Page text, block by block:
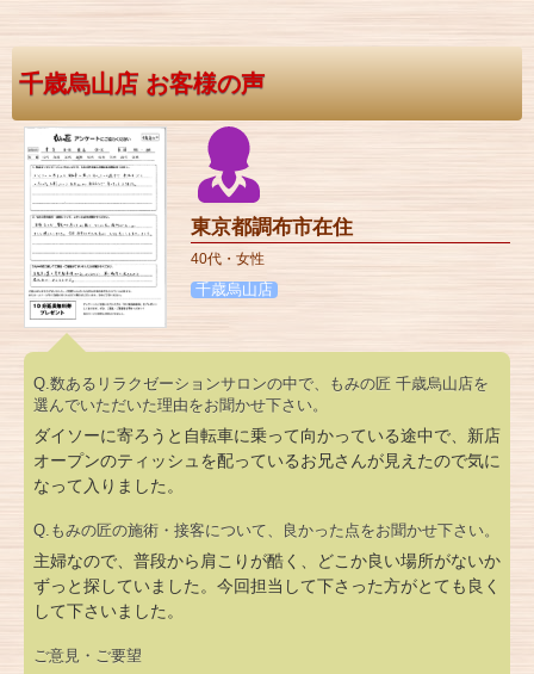
千歳烏山店 お客様の声
東京都調布市在住
40代・女性
千歳烏山店
Q.数あるリラクゼーションサロンの中で、もみの匠 千歳烏山店を
選んでいただいた理由をお聞かせ下さい。
ダイソーに寄ろうと自転車に乗って向かっている途中で、新店
オープンのティッシュを配っているお兄さんが見えたので気に
なって入りました。
Q.もみの匠の施術・接客について、良かった点をお聞かせ下さい。
主婦なので、普段から肩こりが酷く、どこか良い場所がないか
ずっと探していました。今回担当して下さった方がとても良く
して下さいました。
ご意見・ご要望